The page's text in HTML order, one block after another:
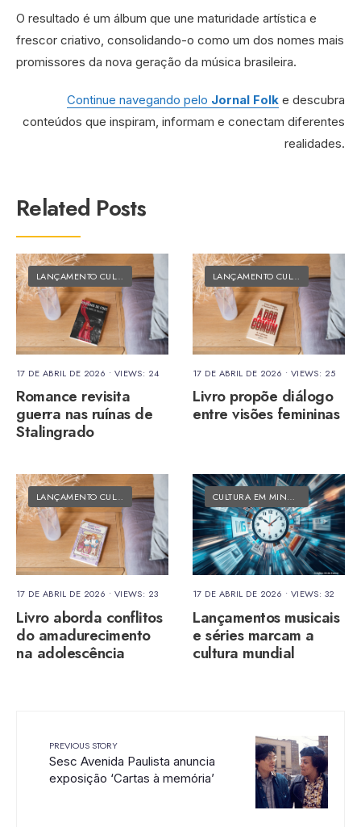
O resultado é um álbum que une maturidade artística e
frescor criativo, consolidando-o como um dos nomes mais
promissores da nova geração da música brasileira.
Continue navegando pelo Jornal Folk e descubra
conteúdos que inspiram, informam e conectam diferentes
realidades.
Related Posts
LANÇAMENTO CULTURAL •MATÉRIAS DO FOLK
17 DE ABRIL DE 2026 • VIEWS: 24
Romance revisita
guerra nas ruínas de
Stalingrado
LANÇAMENTO CULTURAL •
17 DE ABRIL DE 2026 • VIEWS: 25
Livro propõe diálogo
entre visões femininas
LANÇAMENTO CULTURAL •MATÉRIAS DO FOLK
17 DE ABRIL DE 2026 • VIEWS: 23
Livro aborda conflitos
do amadurecimento
na adolescência
CULTURA EM MINUTOS •
17 DE ABRIL DE 2026 • VIEWS: 32
Lançamentos musicais
e séries marcam a
cultura mundial
PREVIOUS STORY
Sesc Avenida Paulista anuncia
exposição ‘Cartas à memória’